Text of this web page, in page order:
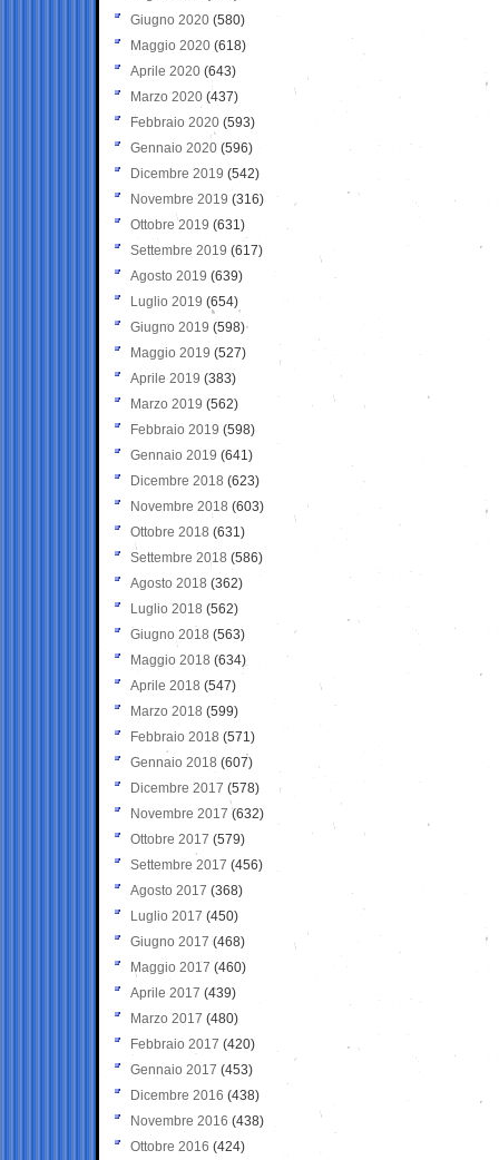
Giugno 2020 (580)
Maggio 2020 (618)
Aprile 2020 (643)
Marzo 2020 (437)
Febbraio 2020 (593)
Gennaio 2020 (596)
Dicembre 2019 (542)
Novembre 2019 (316)
Ottobre 2019 (631)
Settembre 2019 (617)
Agosto 2019 (639)
Luglio 2019 (654)
Giugno 2019 (598)
Maggio 2019 (527)
Aprile 2019 (383)
Marzo 2019 (562)
Febbraio 2019 (598)
Gennaio 2019 (641)
Dicembre 2018 (623)
Novembre 2018 (603)
Ottobre 2018 (631)
Settembre 2018 (586)
Agosto 2018 (362)
Luglio 2018 (562)
Giugno 2018 (563)
Maggio 2018 (634)
Aprile 2018 (547)
Marzo 2018 (599)
Febbraio 2018 (571)
Gennaio 2018 (607)
Dicembre 2017 (578)
Novembre 2017 (632)
Ottobre 2017 (579)
Settembre 2017 (456)
Agosto 2017 (368)
Luglio 2017 (450)
Giugno 2017 (468)
Maggio 2017 (460)
Aprile 2017 (439)
Marzo 2017 (480)
Febbraio 2017 (420)
Gennaio 2017 (453)
Dicembre 2016 (438)
Novembre 2016 (438)
Ottobre 2016 (424)